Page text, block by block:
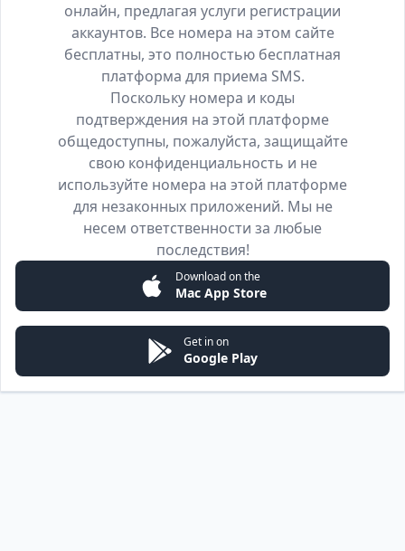
онлайн, предлагая услуги регистрации
аккаунтов. Все номера на этом сайте
бесплатны, это полностью бесплатная
платформа для приема SMS.
Поскольку номера и коды
подтверждения на этой платформе
общедоступны, пожалуйста, защищайте
свою конфиденциальность и не
используйте номера на этой платформе
для незаконных приложений. Мы не
несем ответственности за любые
последствия!
Download on the
Mac App Store
Get in on
Google Play